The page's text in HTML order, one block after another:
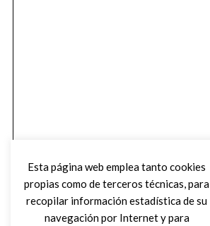
Esta página web emplea tanto cookies
propias como de terceros técnicas, para
recopilar información estadística de su
navegación por Internet y para